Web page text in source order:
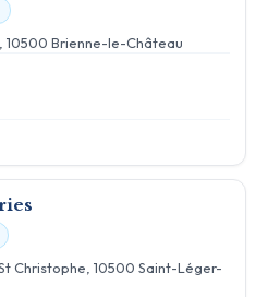
10500 Brienne-le-Château
Christophe, 10500 Saint-Léger-